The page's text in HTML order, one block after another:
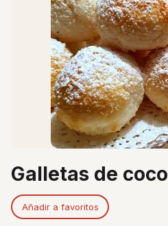
Galletas de coco
Añadir a favoritos